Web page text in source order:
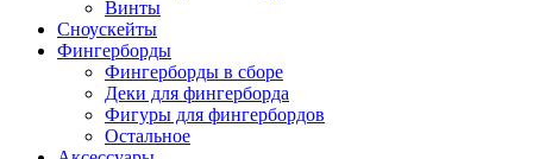
Винты
Сноускейты
Фингерборды
Фингерборды в сборе
Деки для фингерборда
Фигуры для фингербордов
Остальное